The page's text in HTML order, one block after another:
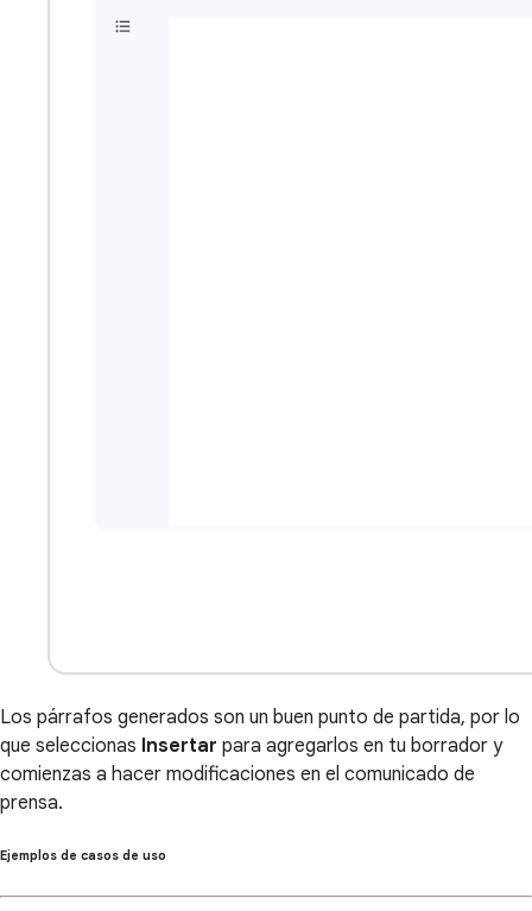
Los párrafos generados son un buen punto de partida, por lo
que seleccionas Insertar para agregarlos en tu borrador y
comienzas a hacer modificaciones en el comunicado de
prensa.
Ejemplos de casos de uso